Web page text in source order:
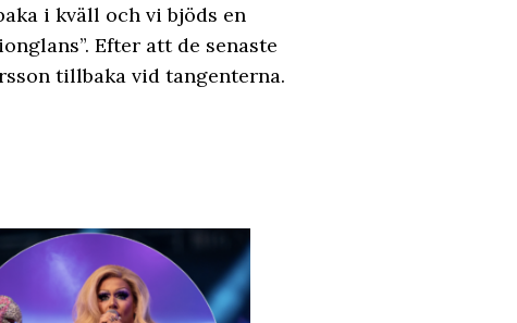
i kväll och vi bjöds en
Efter att de senaste
tillbaka vid tangenterna.